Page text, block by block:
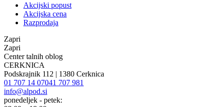
Akcijski popust
Akcijska cena
Razprodaja
Zapri
Zapri
Center talnih oblog
CERKNICA
Podskrajnik 112 | 1380 Cerknica
01 707 14 07041 707 981
info@alpod.si
ponedeljek - petek: